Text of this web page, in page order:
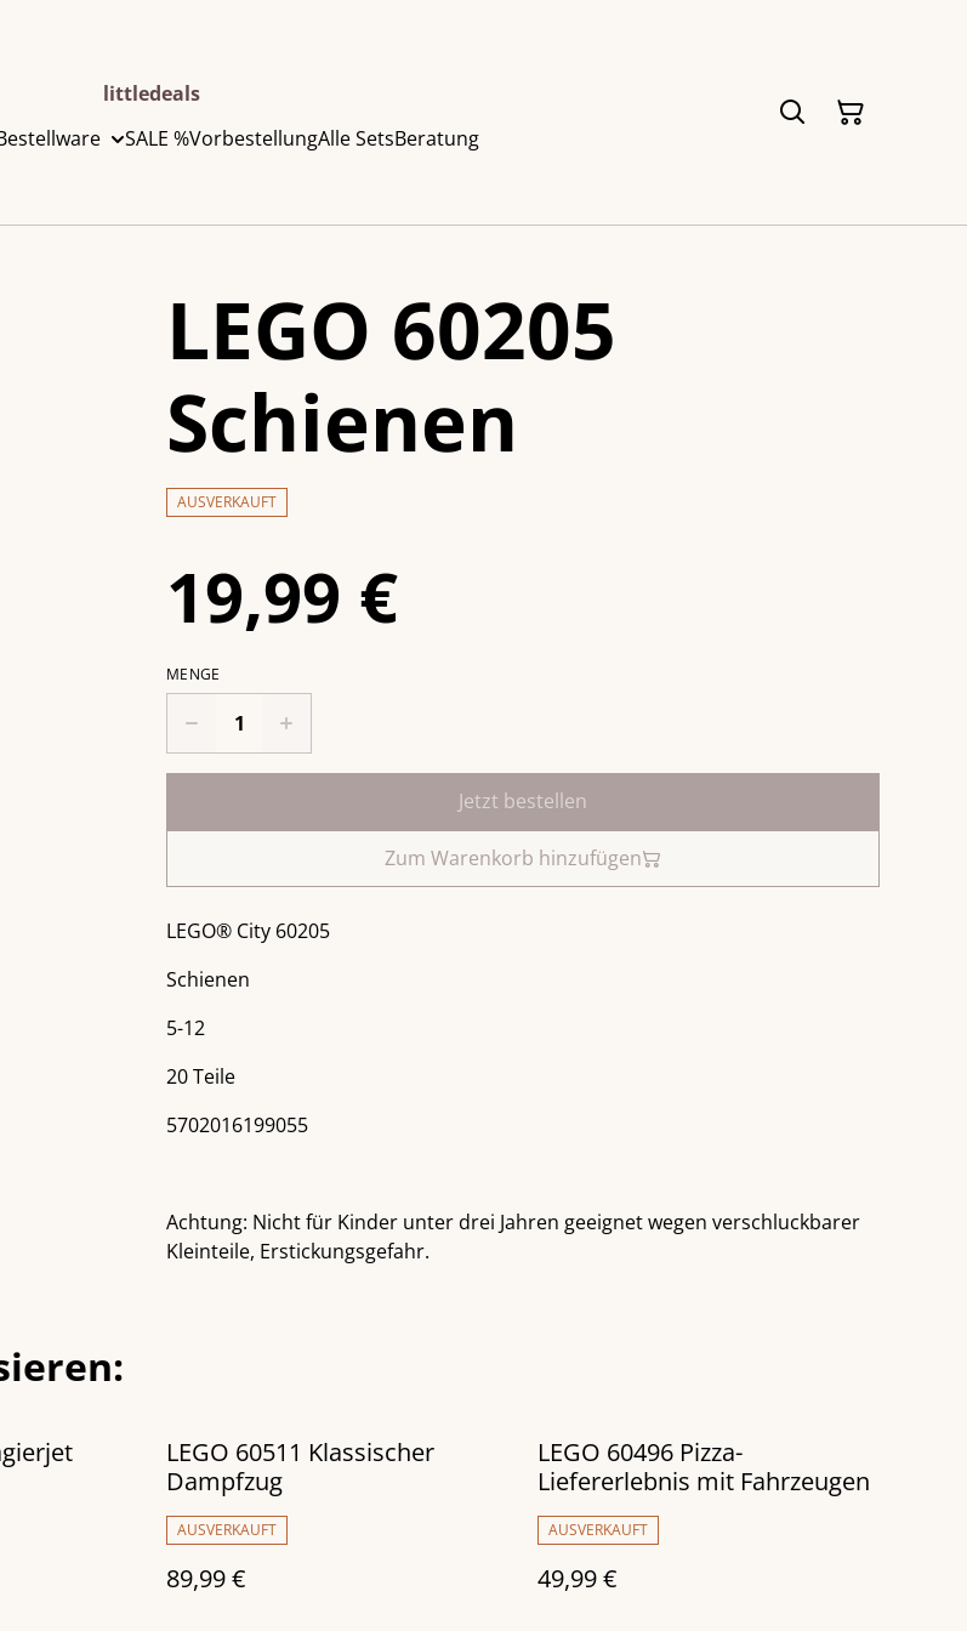
littledeals
SALE %VorbestellungAlle SetsBeratung
LEGO 60205
Schienen
AUSVERKAUFT
19,99 €
MENGE
Jetzt bestellen
Zum Warenkorb hinzufügen
LEGO® City 60205
Schienen
5-12
20 Teile
5702016199055
Achtung: Nicht für Kinder unter drei Jahren geeignet wegen verschluckbarer
Kleinteile, Erstickungsgefahr.
LEGO 60511 Klassischer
Dampfzug
AUSVERKAUFT
89,99 €
LEGO 60496 Pizza-
Liefererlebnis mit Fahrzeugen
AUSVERKAUFT
49,99 €